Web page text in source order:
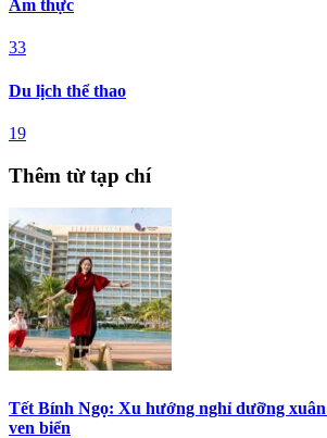
Ẩm thực
33
Du lịch thể thao
19
Thêm từ tạp chí
Tết Bính Ngọ: Xu hướng nghỉ dưỡng
ven biển